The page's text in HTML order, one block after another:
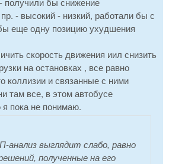
- высокий - низкий, работали бы с
еще одну позицию ухудшения
скорость движения иил снизить
на остановках , все равно
коллизии и связанные с ними
там все, в этом автобусе
я пока не понимаю.
анализ выглядит слабо, равно
полученные на его